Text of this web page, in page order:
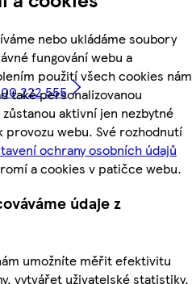
nebo ukládáme soubory
fungování webu a
použití všech cookies nám
také personalizovanou
aktivní jen nezbytné
webu. Své rozhodnutí
ochrany osobních údajů
a cookies v patičce webu.
údaje z
umožníte měřit efektivitu
vytvářet uživatelské statistiky,
222 555